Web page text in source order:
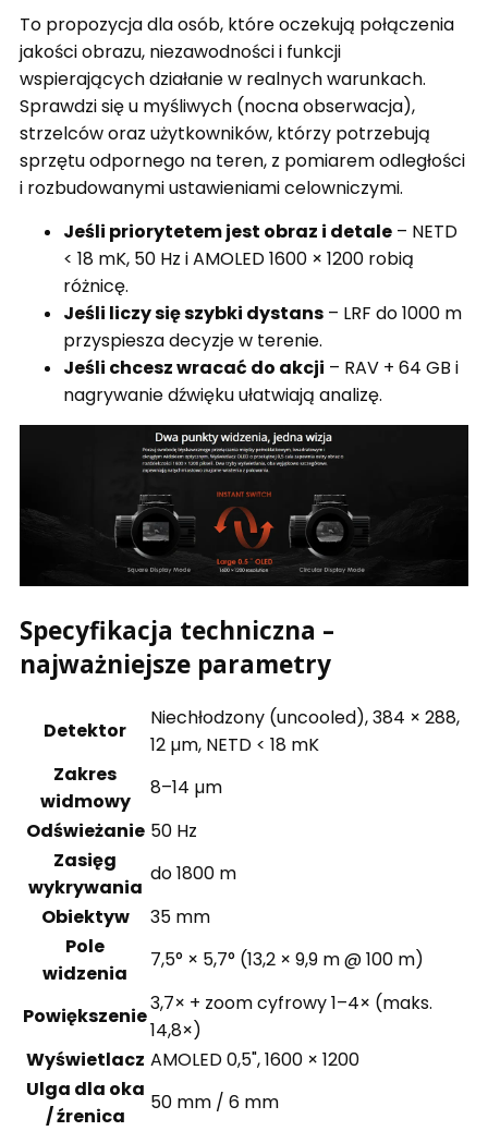
To propozycja dla osób, które oczekują połączenia
jakości obrazu, niezawodności i funkcji
wspierających działanie w realnych warunkach.
Sprawdzi się u myśliwych (nocna obserwacja),
strzelców oraz użytkowników, którzy potrzebują
sprzętu odpornego na teren, z pomiarem odległości
i rozbudowanymi ustawieniami celowniczymi.
Jeśli priorytetem jest obraz i detale – NETD
< 18 mK, 50 Hz i AMOLED 1600 × 1200 robią
różnicę.
Jeśli liczy się szybki dystans – LRF do 1000 m
przyspiesza decyzje w terenie.
Jeśli chcesz wracać do akcji – RAV + 64 GB i
nagrywanie dźwięku ułatwiają analizę.
Specyfikacja techniczna –
najważniejsze parametry
Detektor
Niechłodzony (uncooled), 384 × 288,
12 µm, NETD < 18 mK
Zakres
widmowy
8–14 µm
Odświeżanie 50 Hz
Zasięg
wykrywania
do 1800 m
Obiektyw
35 mm
Pole
widzenia
7,5° × 5,7° (13,2 × 9,9 m @ 100 m)
Powiększenie
3,7× + zoom cyfrowy 1–4× (maks.
14,8×)
Wyświetlacz AMOLED 0,5", 1600 × 1200
Ulga dla oka
/ źrenica
50 mm / 6 mm